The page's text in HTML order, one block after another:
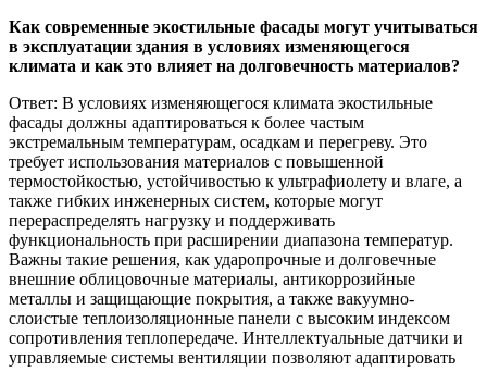
Как современные экостильные фасады могут учитываться
в эксплуатации здания в условиях изменяющегося
климата и как это влияет на долговечность материалов?
Ответ: В условиях изменяющегося климата экостильные
фасады должны адаптироваться к более частым
экстремальным температурам, осадкам и перегреву. Это
требует использования материалов с повышенной
термостойкостью, устойчивостью к ультрафиолету и влаге, а
также гибких инженерных систем, которые могут
перераспределять нагрузку и поддерживать
функциональность при расширении диапазона температур.
Важны такие решения, как ударопрочные и долговечные
внешние облицовочные материалы, антикоррозийные
металлы и защищающие покрытия, а также вакуумно-
слоистые теплоизоляционные панели с высоким индексом
сопротивления теплопередаче. Интеллектуальные датчики и
управляемые системы вентиляции позволяют адаптировать